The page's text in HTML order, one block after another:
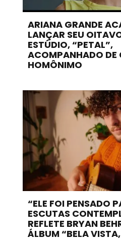
ARIANA GRANDE
LANÇAR SEU
ESTÚDIO, “PETAL”,
ACOMPANHADO DE
HOMÔNIMO
“ELE FOI PENSADO
ESCUTAS
REFLETE BRYAN
ÁLBUM “BELA